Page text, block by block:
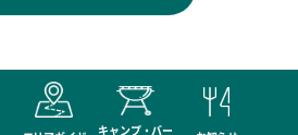
キャンプ・バー